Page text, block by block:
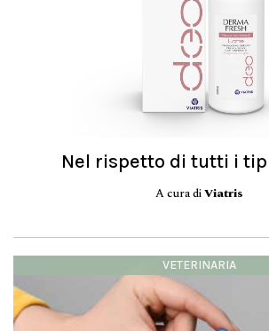
Nel rispetto di tutti i
A cura diViatris
VETERINARIA